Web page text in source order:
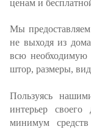
ценам и
Мы предоставляем
не выходя из
всю
штор, размеры,
Пользуясь
интерьер
минимум